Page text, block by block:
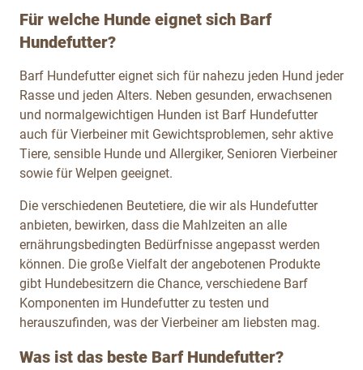
Für welche Hunde eignet sich Barf
Hundefutter?
Barf Hundefutter eignet sich für nahezu jeden Hund jeder
Rasse und jeden Alters. Neben gesunden, erwachsenen
und normalgewichtigen Hunden ist Barf Hundefutter
auch für Vierbeiner mit Gewichtsproblemen, sehr aktive
Tiere, sensible Hunde und Allergiker, Senioren Vierbeiner
sowie für Welpen geeignet.
Die verschiedenen Beutetiere, die wir als Hundefutter
anbieten, bewirken, dass die Mahlzeiten an alle
ernährungsbedingten Bedürfnisse angepasst werden
können. Die große Vielfalt der angebotenen Produkte
gibt Hundebesitzern die Chance, verschiedene Barf
Komponenten im Hundefutter zu testen und
herauszufinden, was der Vierbeiner am liebsten mag.
Was ist das beste Barf Hundefutter?